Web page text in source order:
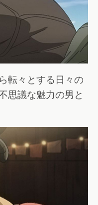
転々とする日々の
思議な魅力の男と